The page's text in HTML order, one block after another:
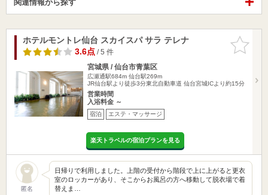
関連情報から探す
お気に入
りに追加
ホテルモントレ仙台 スカイスパ サラ テレナ
3.6点/ 5 件
宮城県 / 仙台市青葉区
広瀬通駅684m 仙台駅269m
JR仙台駅より徒歩3分東北自動車道 仙台宮城ICより約15分
営業時間
入浴料金 ～
宿泊 エステ・マッサージ
楽天トラベルの宿泊プランを見る
匿名
日帰りで利用しました。上階の受付から階段で上に上がると更衣
室のロッカーがあり、そこからお風呂の方へ移動して脱衣場で着
替えま…